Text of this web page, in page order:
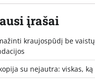
įrašai
kraujospūdį be
su nejautra: viskas,